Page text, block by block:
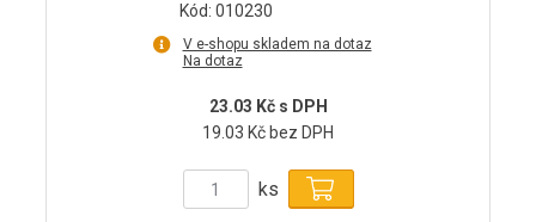
Kód: 010230
V e-shopu skladem na dotaz
Na dotaz
23.03 Kč s DPH
19.03 Kč bez DPH
ks